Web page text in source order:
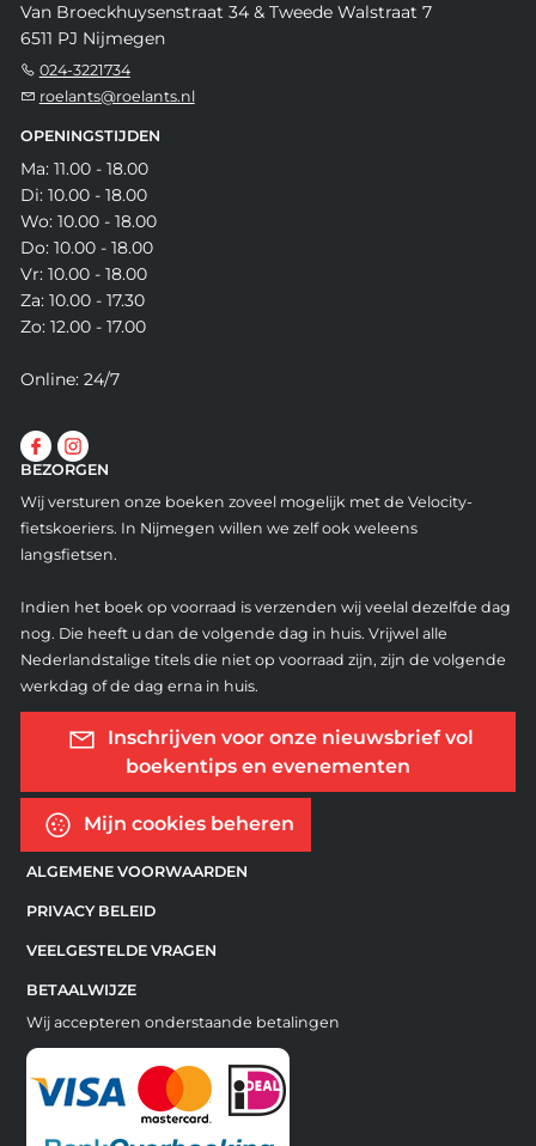
Van Broeckhuysenstraat 34 & Tweede Walstraat 7
6511 PJ Nijmegen
024-3221734
roelants@roelants.nl
OPENINGSTIJDEN
Ma: 11.00 - 18.00
Di: 10.00 - 18.00
Wo: 10.00 - 18.00
Do: 10.00 - 18.00
Vr: 10.00 - 18.00
Za: 10.00 - 17.30
Zo: 12.00 - 17.00
Online: 24/7
BEZORGEN
Wij versturen onze boeken zoveel mogelijk met de Velocity-
fietskoeriers. In Nijmegen willen we zelf ook weleens
langsfietsen.
Indien het boek op voorraad is verzenden wij veelal dezelfde dag
nog. Die heeft u dan de volgende dag in huis. Vrijwel alle
Nederlandstalige titels die niet op voorraad zijn, zijn de volgende
werkdag of de dag erna in huis.
Inschrijven voor onze nieuwsbrief vol
boekentips en evenementen
Mijn cookies beheren
ALGEMENE VOORWAARDEN
PRIVACY BELEID
VEELGESTELDE VRAGEN
BETAALWIJZE
Wij accepteren onderstaande betalingen